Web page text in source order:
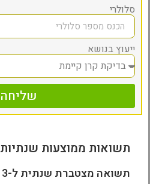
סלולרי
ייעוץ בנושא
שליחה
תשואות ממוצעות שנתיות
תשואה מצטברת שנתית ל-3 שנים: